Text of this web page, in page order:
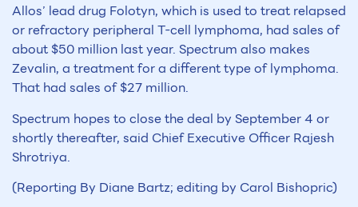
Allos’ lead drug Folotyn, which is used to treat relapsed
or refractory peripheral T-cell lymphoma, had sales of
about $50 million last year. Spectrum also makes
Zevalin, a treatment for a different type of lymphoma.
That had sales of $27 million.
Spectrum hopes to close the deal by September 4 or
shortly thereafter, said Chief Executive Officer Rajesh
Shrotriya.
(Reporting By Diane Bartz; editing by Carol Bishopric)